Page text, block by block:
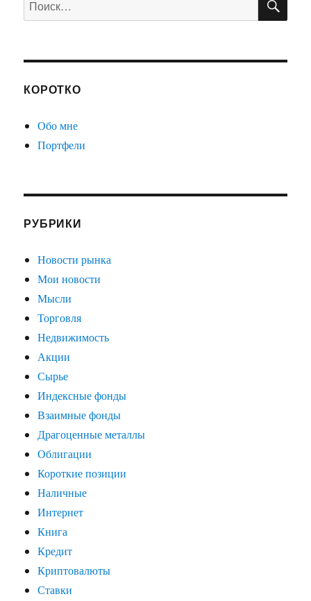
КОРОТКО
Обо мне
Портфели
РУБРИКИ
Новости рынка
Мои новости
Мысли
Торговля
Недвижимость
Акции
Сырье
Индексные фонды
Взаимные фонды
Драгоценные металлы
Облигации
Короткие позиции
Наличные
Интернет
Книга
Кредит
Криптовалюты
Ставки